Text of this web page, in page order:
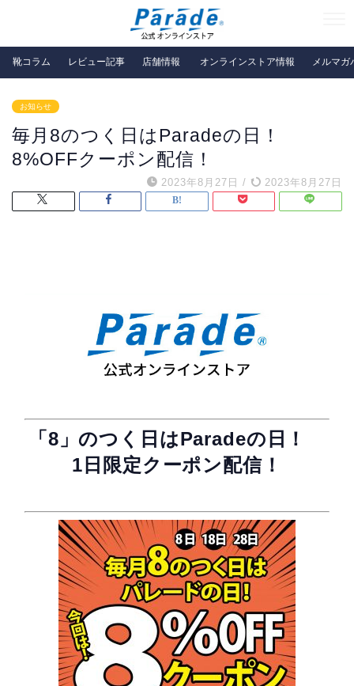
靴コラム レビュー記事 店舗情報 オンラインストア情報 メルマガ
お知らせ
毎月8のつく日はParadeの日！
8%OFFクーポン配信！
2023年8月27日 / 2023年8月27日
「8」のつく日はParadeの日！
1日限定クーポン配信！